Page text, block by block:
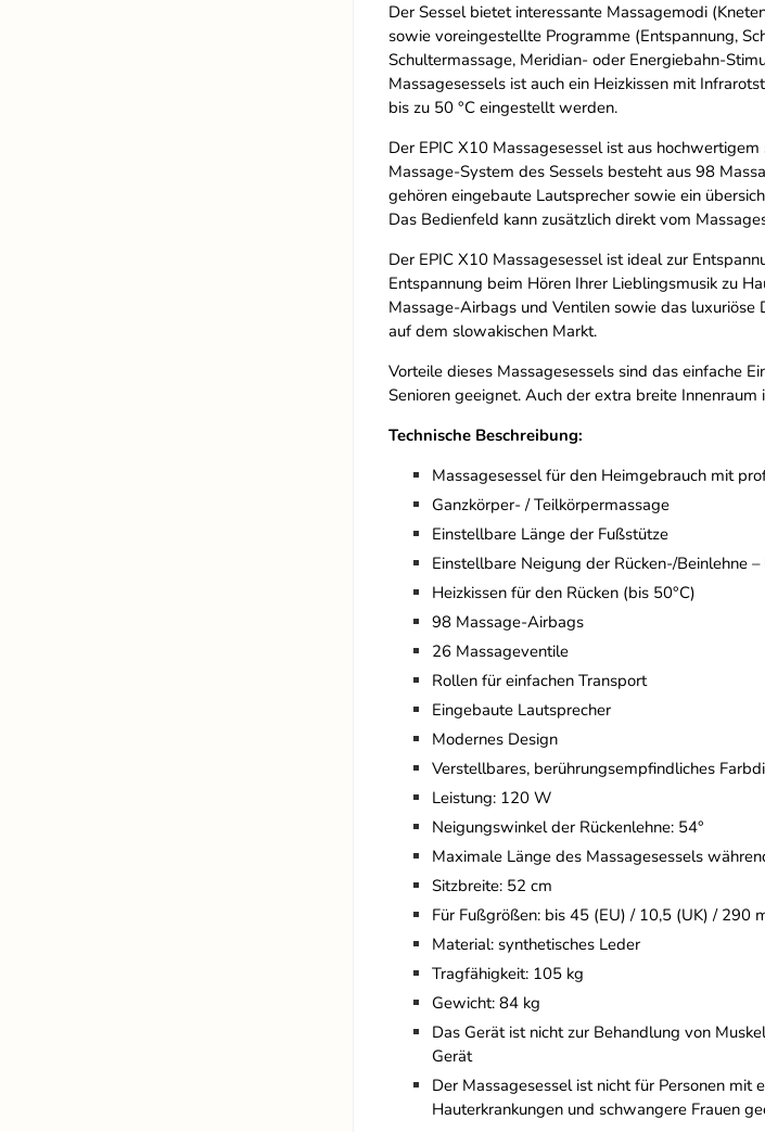
Der Sessel bietet interessante Massagemodi
sowie voreingestellte Programme (Entspannung,
Schultermassage, Meridian- oder Energiebahn-
Massagesessels ist auch ein Heizkissen mit
bis zu 50 °C eingestellt werden.
Der EPIC X10 Massagesessel ist aus
Massage-System des Sessels besteht aus 98
gehören eingebaute Lautsprecher sowie ein
Das Bedienfeld kann zusätzlich direkt vom
Der EPIC X10 Massagesessel ist ideal zur
Entspannung beim Hören Ihrer Lieblingsmusik zu
Massage-Airbags und Ventilen sowie das luxuriöse
auf dem slowakischen Markt.
Vorteile dieses Massagesessels sind das einfache
Senioren geeignet. Auch der extra breite
Technische Beschreibung:
Massagesessel für den Heimgebrauch mit
Ganzkörper- / Teilkörpermassage
Einstellbare Länge der Fußstütze
Einstellbare Neigung der Rücken-/Beinlehne
Heizkissen für den Rücken (bis 50°C)
98 Massage-Airbags
26 Massageventile
Rollen für einfachen Transport
Eingebaute Lautsprecher
Modernes Design
Verstellbares, berührungsempfindliches
Leistung: 120 W
Neigungswinkel der Rückenlehne: 54°
Maximale Länge des Massagesessels
Sitzbreite: 52 cm
Für Fußgrößen: bis 45 (EU) / 10,5 (UK) / 290
Material: synthetisches Leder
Tragfähigkeit: 105 kg
Gewicht: 84 kg
Das Gerät ist nicht zur Behandlung von
Gerät
Der Massagesessel ist nicht für Personen mit
Hauterkrankungen und schwangere Frauen